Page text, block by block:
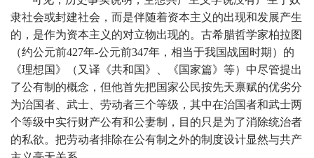
隶社会或封建社会，而是伴随着资本主义的出现和发展产生
的，是作为资本主义的对立物出现的。古希腊哲学家柏拉图
（约公元前427年-公元前347年，相当于我国战国时期）的
《理想国》（又译《共和国》、《国家篇》等）中尽管提出
了公有制的概念，但他首先把国家公民按先天禀赋的优劣分
为治国者、武士、劳动者三个等级，其中在治国者和武士两
个等级中实行财产公有和公妻制，目的只是为了消除统治者
的私欲。把劳动者排除在公有制之外的制度设计显然与共产